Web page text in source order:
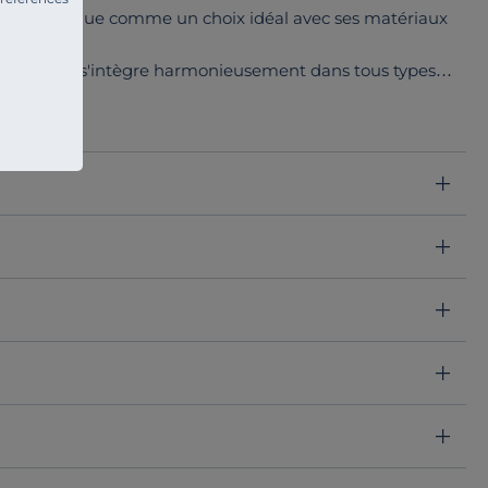
distingue comme un choix idéal avec ses matériaux
qui s'intègre harmonieusement dans tous types
revêtement en polyester recycléainsi que sa mousse.
un produit de qualité, mais vous participez
et embellissez votre maisontout en préservant notre